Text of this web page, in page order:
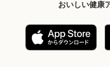
おいしい健康